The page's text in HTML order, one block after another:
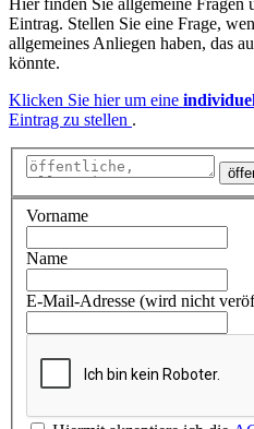
Eintrag. Stellen Sie eine Frage,
allgemeines Anliegen haben, das
könnte.
Klicken Sie hier um eine
Eintrag zu stellen .
Vorname
Name
E-Mail-Adresse (wird nicht